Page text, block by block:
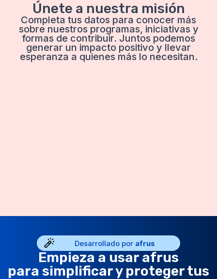
Únete a nuestra misión
Completa tus datos para conocer más
sobre nuestros programas, iniciativas y
formas de contribuir. Juntos podemos
generar un impacto positivo y llevar
esperanza a quienes más lo necesitan.
Desarrollado por afrus
Empieza a usar afrus
para simplificar y proteger tus